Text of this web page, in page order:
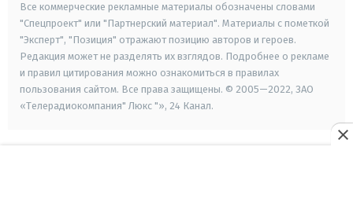
Все коммерческие рекламные материалы обозначены словами
"Спецпроект" или "Партнерский материал". Материалы с пометкой
"Эксперт", "Позиция" отражают позицию авторов и героев.
Редакция может не разделять их взглядов. Подробнее о рекламе
и правил цитирования можно ознакомиться в правилах
пользования сайтом. Все права защищены. © 2005—2022, ЗАО
«Телерадиокомпания" Люкс "», 24 Канал.